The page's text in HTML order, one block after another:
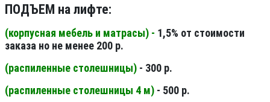
ПОДЪЕМ на лифте:
(корпусная мебель и матрасы) - 1,5% от стоимости
заказа но не менее 200 р.
(распиленные столешницы) - 300 р.
(распиленные столешницы 4 м) - 500 р.